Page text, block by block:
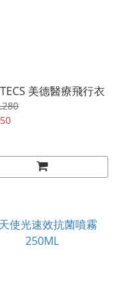
美德醫療飛行衣